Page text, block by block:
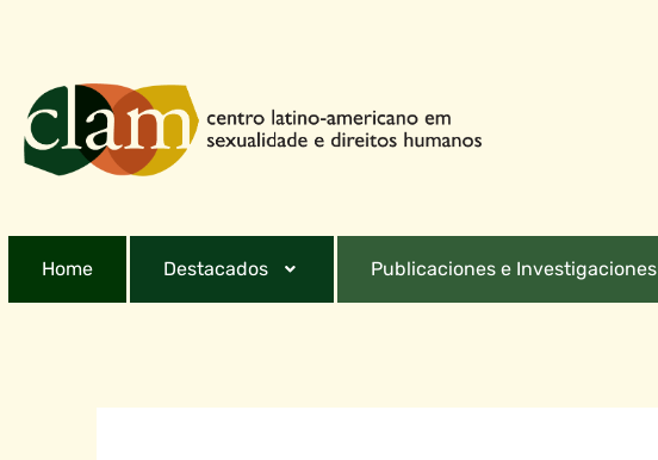
Home Destacados Publicaciones e Investigaciones